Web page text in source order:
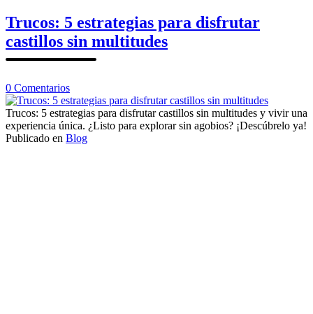
en
castillos
Trucos: 5 estrategias para disfrutar
castillos sin multitudes
0 Comentariosen
Trucos:
5
estrategias
para
Trucos: 5 estrategias para disfrutar castillos sin multitudes y vivir una
experiencia única. ¿Listo para explorar sin agobios? ¡Descúbrelo ya!
Publicado en Blog